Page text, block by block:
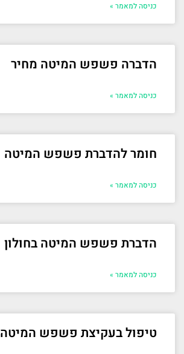
כניסה למאמר »
הדברה פשפש המיטה מחיר
כניסה למאמר »
חומר להדברת פשפש המיטה
כניסה למאמר »
הדברת פשפש המיטה בחולון
כניסה למאמר »
טיפול בעקיצת פשפש המיטה